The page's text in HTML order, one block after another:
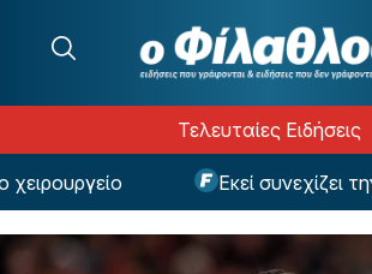
Τελευταίες Ειδήσεις
Εκεί συνεχίζει την